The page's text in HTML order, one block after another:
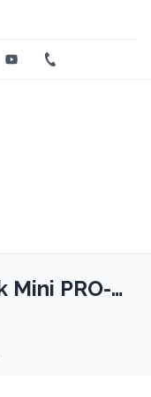
Twitter Youtube
Mini PRO-